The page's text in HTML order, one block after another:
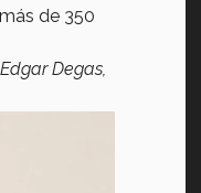
de 350
Degas,